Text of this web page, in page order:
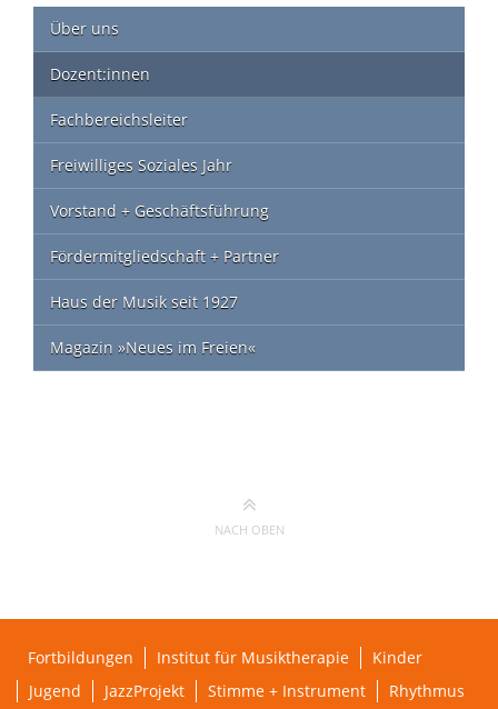
Über uns
Dozent:innen
Fachbereichsleiter
Freiwilliges Soziales Jahr
Vorstand + Geschäftsführung
Fördermitgliedschaft + Partner
Haus der Musik seit 1927
Magazin »Neues im Freien«
NACH OBEN
Fortbildungen Institut für Musiktherapie
Kinder
Jugend
JazzProjekt Stimme + Instrument Rhythmus